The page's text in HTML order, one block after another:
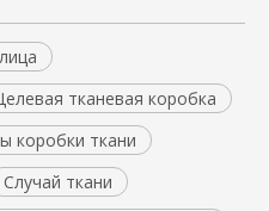
тканевая коробка
коробки ткани
Случай ткани